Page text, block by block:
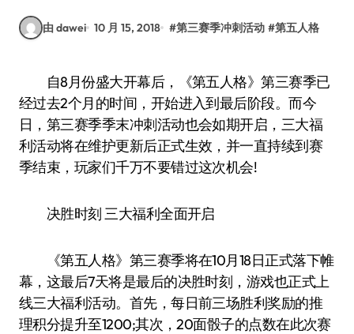
由 dawei 10 月 15, 2018 #第三赛季冲刺活动 #第五人格
自8月份盛大开幕后，《第五人格》第三赛季已
经过去2个月的时间，开始进入到最后阶段。而今
日，第三赛季季末冲刺活动也会如期开启，三大福
利活动将在维护更新后正式生效，并一直持续到赛
季结束，玩家们千万不要错过这次机会!
决胜时刻 三大福利全面开启
《第五人格》第三赛季将在10月18日正式落下帷
幕，这最后7天将是最后的决胜时刻，游戏也正式上
线三大福利活动。首先，每日前三场胜利奖励的推
理积分提升至1200;其次，20面骰子的点数在此次赛